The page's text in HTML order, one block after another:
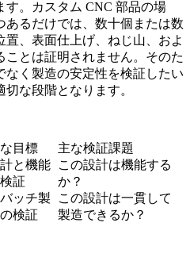
す。カスタム CNC 部品の場
あるだけでは、数十個または数
、表面仕上げ、ねじ山、およ
とは証明されません。そのた
く製造の安定性を検証したい
な段階となります。
目標
主な検証課題
と機能
証
この設計は機能する
か？
ッチ製
検証
この設計は一貫して
製造できるか？